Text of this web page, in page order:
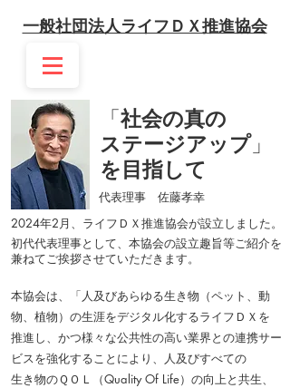
一般社団法人ライフＤＸ推進協会
2024年2月、ライフＤＸ推進協会が設立しました。
初代代表理事と して、本協会の設立趣旨等ご紹介を
兼ねてご挨拶させていただきます。
本協会は、「人及びあらゆる生き物（ペット、動
物、植物）の生涯をデジタル化するライフ ＤＸを
推進し、かつ様々な公共性の高い業界との連携サー
ビスを強化することにより、人及びすべての
生き物のＱＯＬ（Quality Of Life）の向上と共生、
代表理事 佐藤孝幸
「社会の真の
ステージアップ」
を目指して